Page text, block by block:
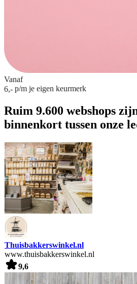
Vanaf
6,- p/m je eigen keurmerk
Ruim 9.600 webshops
binnenkort tussen onze
Thuisbakkerswinkel.nl
www.thuisbakkerswinkel.nl
9,6